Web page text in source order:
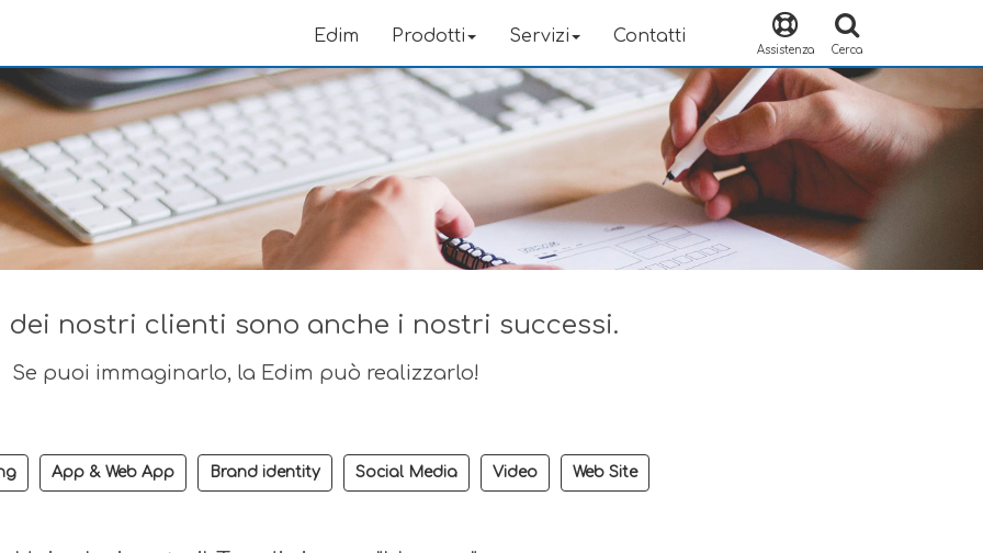
Edim Prodotti Servizi Contatti
Assistenza Cerca
dei nostri clienti sono anche i nostri successi.
Se puoi immaginarlo, la Edim può realizzarlo!
App & Web App Brand identity Social Media Video Web Site